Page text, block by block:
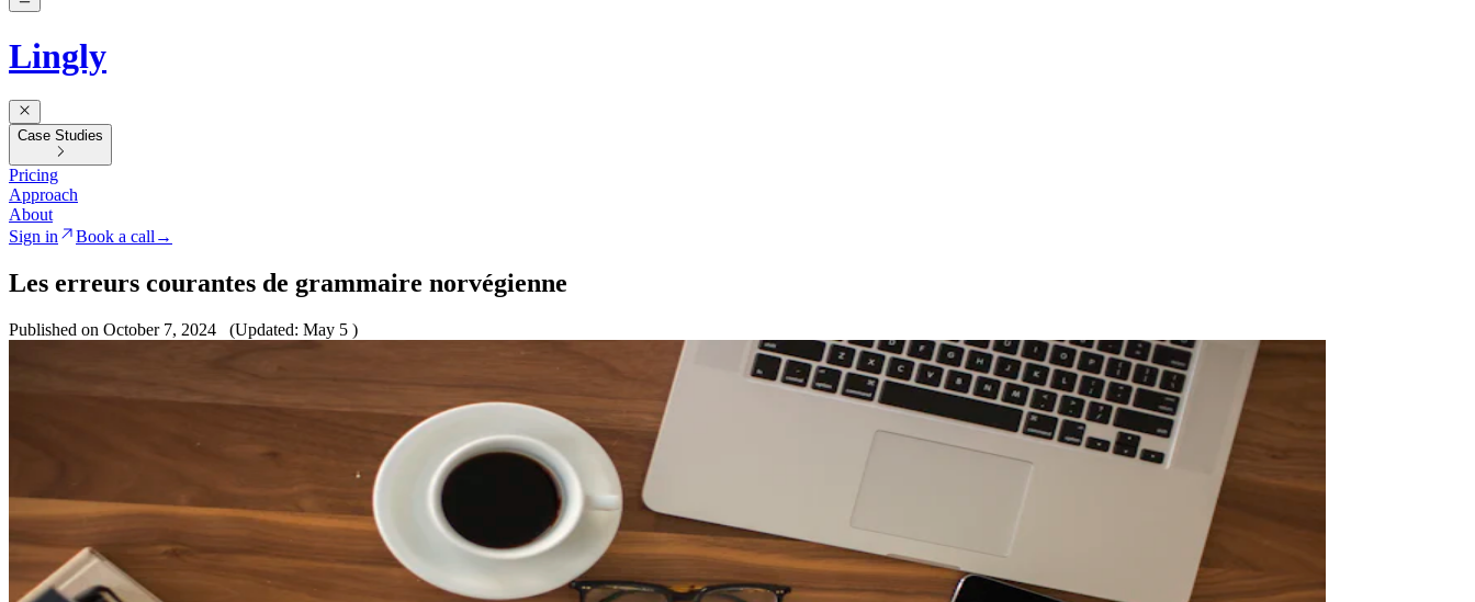
Lingly
Case Studies
Pricing
Approach
About
Sign in
Book a call →
Les erreurs courantes de grammaire norvégienne
Published on October 7, 2024 (Updated: May 5 )